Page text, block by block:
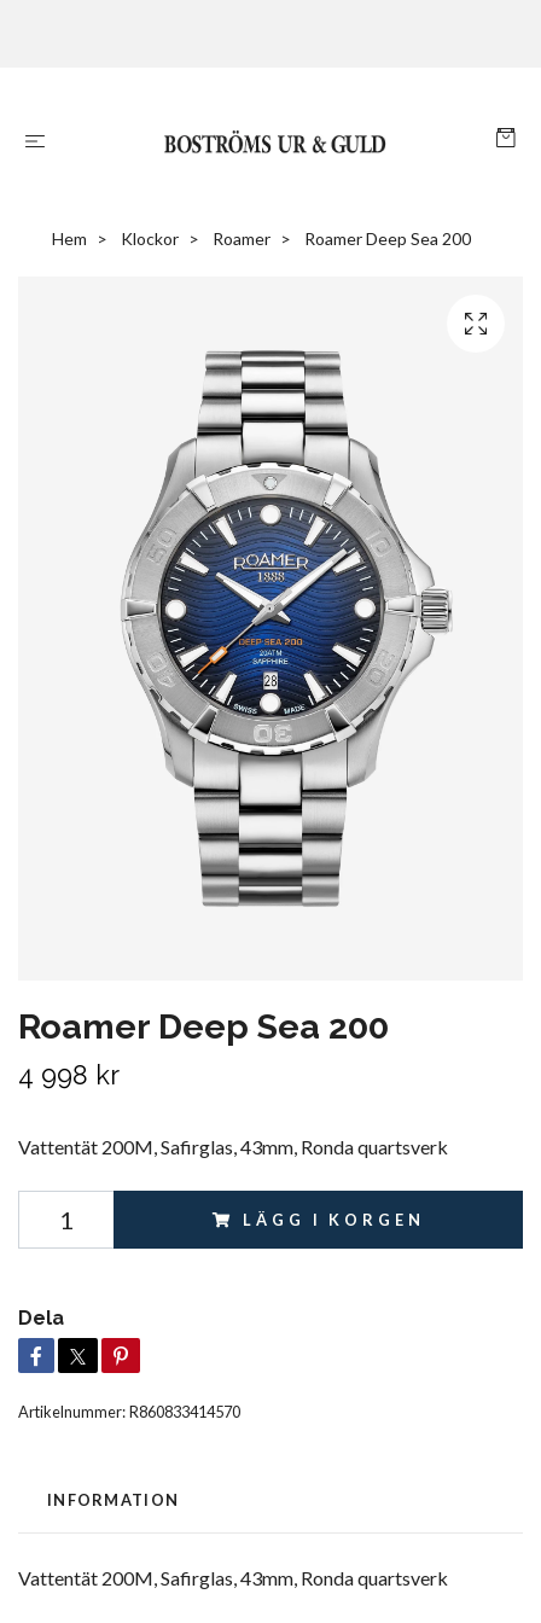
Hem Klockor Roamer Roamer Deep Sea 200
Roamer Deep Sea 200
4 998 kr
Vattentät 200M, Safirglas, 43mm, Ronda quartsverk
LÄGG I KORGEN
Dela
Artikelnummer:R860833414570
INFORMATION
Vattentät 200M, Safirglas, 43mm, Ronda quartsverk